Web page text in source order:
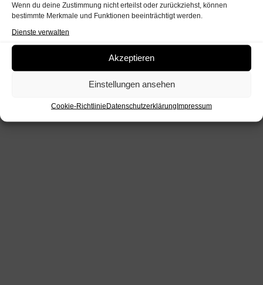
Wenn du deine Zustimmung nicht erteilst oder zurückziehst, können
bestimmte Merkmale und Funktionen beeinträchtigt werden.
Dienste verwalten
Akzeptieren
Einstellungen ansehen
Cookie-RichtlinieDatenschutzerklärungImpressum